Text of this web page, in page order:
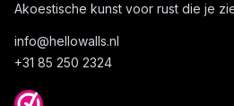
Akoestische kunst voor rust die je
info@hellowalls.nl
+31 85 250 2324